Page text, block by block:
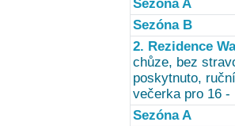
Sezóna A
Sezóna B
2. Rezidence
chůze, bez
poskytnuto,
večerka pro 16 -
Sezóna A